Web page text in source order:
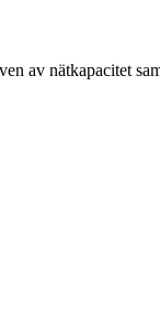
av nätkapacitet